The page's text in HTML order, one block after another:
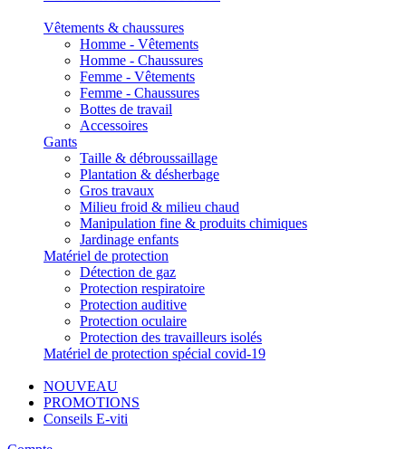
Vêtements & chaussures
Homme - Vêtements
Homme - Chaussures
Femme - Vêtements
Femme - Chaussures
Bottes de travail
Accessoires
Gants
Taille & débroussaillage
Plantation & désherbage
Gros travaux
Milieu froid & milieu chaud
Manipulation fine & produits chimiques
Jardinage enfants
Matériel de protection
Détection de gaz
Protection respiratoire
Protection auditive
Protection oculaire
Protection des travailleurs isolés
Matériel de protection spécial covid-19
NOUVEAU
PROMOTIONS
Conseils E-viti